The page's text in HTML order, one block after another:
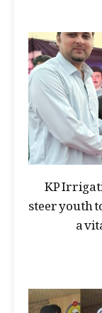
KP
steer youth
a